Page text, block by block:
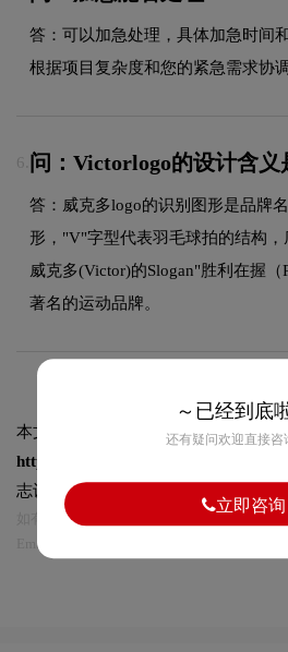
答：可以加急处理，具体加急时间
根据项目复杂度和您的紧急需求协调
6. 问：Victorlogo的设计含义
答：威克多logo的识别图形是品牌
形，"V"字型代表羽毛球拍的结构，
威克多(Victor)的Slogan"胜利在握
著名的运动品牌。
本文标题和链接
Victor威克多标志
https://logo9.net/works/10094.html
志设计及本链接!
如有内容侵犯您的合法权益，请及时与我们
Email:75696531@qq.com，我们将第一时间
～已经到底
还有疑问欢迎直接咨
立即咨询